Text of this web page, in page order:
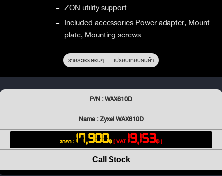
- ZON utility support
- Included accessories Power adapter, Mount
plate, Mounting screws
รายละเอียดอื่นๆ เปรียบเทียบสินค้า
P/N : WAX610D
Name : Zyxel WAX610D
ราคา : 17,900฿[ VAT19,153฿ ]
Call Stock